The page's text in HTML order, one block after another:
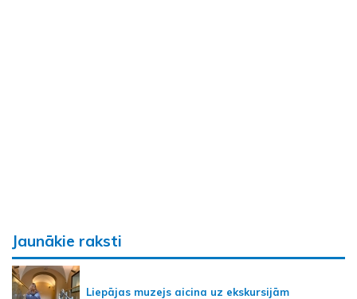
Jaunākie raksti
Liepājas muzejs aicina uz ekskursijām